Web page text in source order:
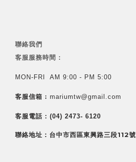
聯絡我們
客服服務時間 :
MON-FRI AM 9:00 - PM 5:00
客服信箱 : mariumtw@gmail.com
客服電話 : (04) 2473- 6120
聯絡地址：台中市西區東興路三段112號